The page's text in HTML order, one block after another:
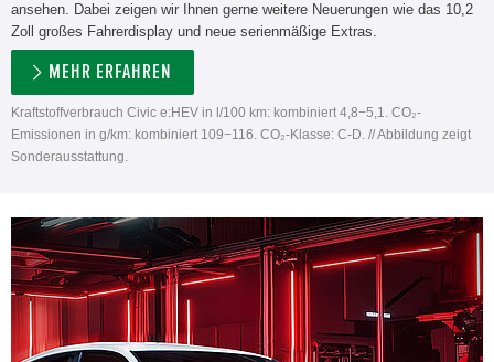
ansehen. Dabei zeigen wir Ihnen gerne weitere Neuerungen wie das 10,2
Zoll großes Fahrerdisplay und neue serienmäßige Extras.
MEHR ERFAHREN
Kraftstoffverbrauch Civic e:HEV in l/100 km: kombiniert 4,8−5,1. CO₂-
Emissionen in g/km: kombiniert 109−116. CO₂-Klasse: C-D. // Abbildung zeigt
Sonderausstattung.